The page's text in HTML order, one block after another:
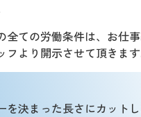
全ての労働条件は、お仕
フより開示させて頂きます
を決まった長さにカット